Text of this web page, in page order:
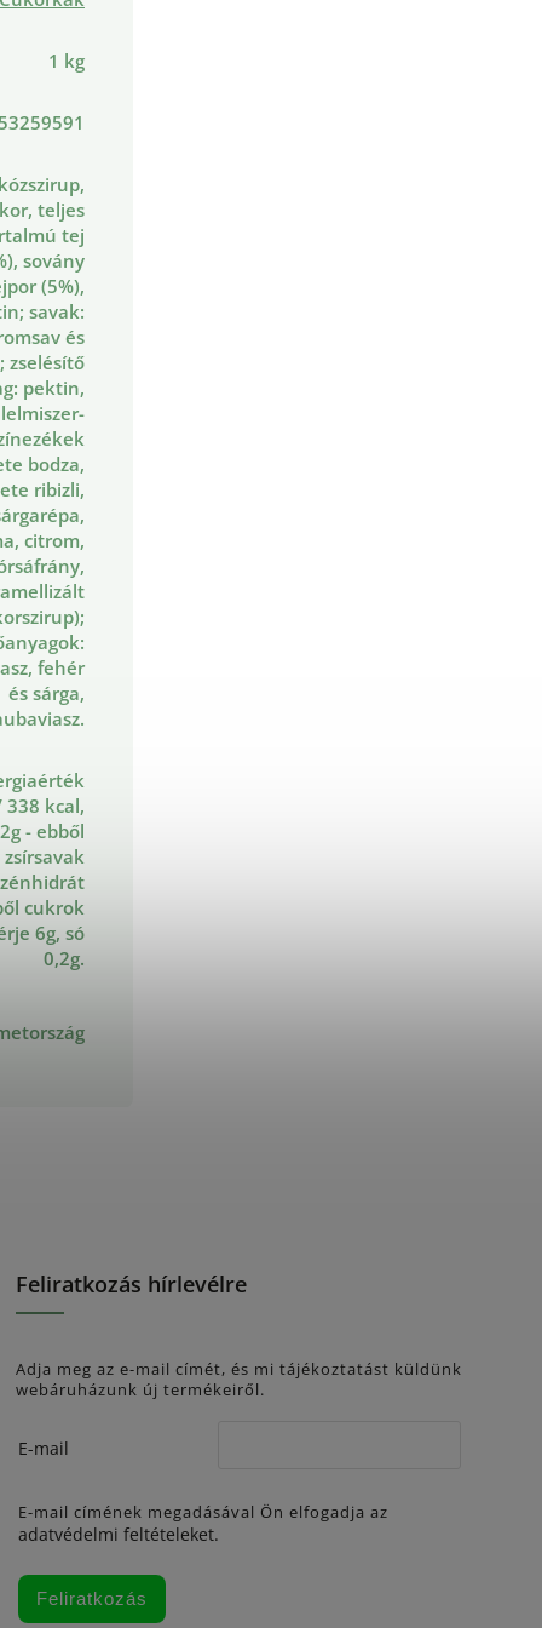
1 kg
teljes
tej
sovány
(5%),
savak:
és
zselésítő
pektin,
bodza,
ribizli,
citrom,
fehér
és sárga,
338 kcal,
- ebből
cukrok
6g, só
0,2g.
Feliratkozás hírlevélre
Adja meg az e-mail címét, és mi tájékoztatást küldünk
webáruházunk új termékeiről.
E-mail
E-mail címének megadásával Ön elfogadja az
adatvédelmi feltételeket.
Feliratkozás